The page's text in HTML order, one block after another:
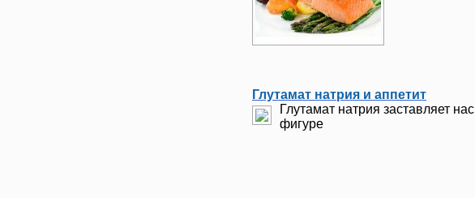
Глутамат натрия и аппетит
Глутамат натрия заставляет
фигуре